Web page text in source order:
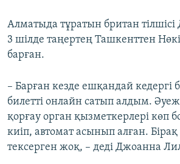
Алматыда тұратын британ
3 шілде таңертең Ташкенттен
барған.
– Барған кезде ешқандай кедергі
билетті онлайн сатып алдым.
қорғау орган қызметкерлері көп
киіп, автомат асынып алған.
тексерген жоқ, – деді Джоанна